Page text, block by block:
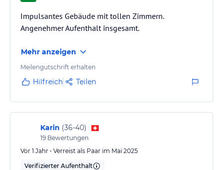
Impulsantes Gebäude mit tollen Zimmern.
Angenehmer Aufenthalt insgesamt.
Mehr anzeigen
Meilengutschrift erhalten
Hilfreich Teilen
Karin (36-40)
19 Bewertungen
Vor 1 Jahr • Verreist als Paar im Mai 2025
Verifizierter Aufenthalt